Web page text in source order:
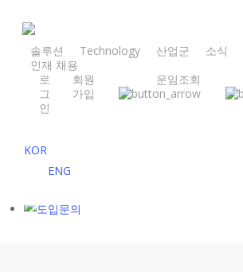
content
솔루션 Technology 산업군 소식
인재 채용
로
그
인
회원
가입
운임조회
KOR
ENG